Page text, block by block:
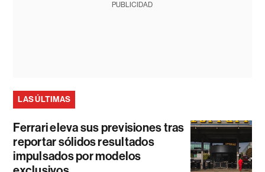
PUBLICIDAD
LAS ÚLTIMAS
Ferrari eleva sus previsiones tras
reportar sólidos resultados
impulsados por modelos